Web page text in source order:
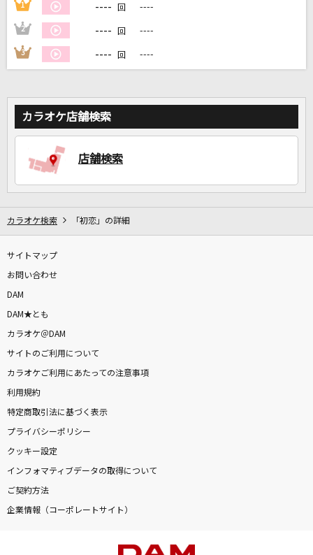
自宅でカラオケ歌い放題！
家族や友達と一緒に！練習にも！
1 ---- 回 ----
2 ---- 回 ----
3 ---- 回 ----
カラオケ店舗検索
店舗検索
カラオケ検索 「初恋」の詳細
サイトマップ
お問い合わせ
DAM
DAM★とも
カラオケ＠DAM
サイトのご利用について
カラオケご利用にあたっての注意事項
利用規約
特定商取引法に基づく表示
プライバシーポリシー
クッキー設定
インフォマティブデータの取得について
ご契約方法
企業情報（コーポレートサイト）